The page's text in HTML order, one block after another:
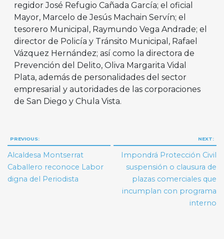
regidor José Refugio Cañada García; el oficial
Mayor, Marcelo de Jesús Machain Servín; el
tesorero Municipal, Raymundo Vega Andrade; el
director de Policía y Tránsito Municipal, Rafael
Vázquez Hernández; así como la directora de
Prevención del Delito, Oliva Margarita Vidal
Plata, además de personalidades del sector
empresarial y autoridades de las corporaciones
de San Diego y Chula Vista.
Navegación
de
entradas
PREVIOUS:
Alcaldesa Montserrat
Caballero reconoce Labor
digna del Periodista
NEXT:
Impondrá Protección Civil
suspensión o clausura de
plazas comerciales que
incumplan con programa
interno